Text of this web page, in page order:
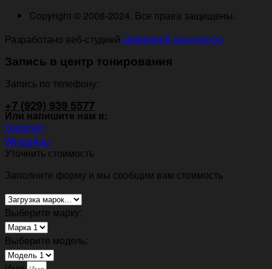
Copyright © 2008-2024. Все права защищены.
Разработано веб-студией Цифровой архитектор
Запись в центр тонирования
Запись по телефону:
+7 (929) 939 5577
Или напишите нам в:
Telegram
WhatsApp
Уточнить стоимость
Заполните форму и мы сообщим вам стоимость
Выберите марку:
Выберите модель: